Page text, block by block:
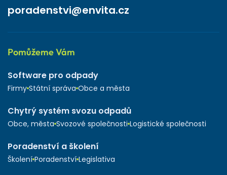
poradenstvi@envita.cz
Pomůžeme Vám
Software pro odpady
Firmy Státní správa Obce a města
Chytrý systém svozu odpadů
Obce, města Svozové společnosti Logistické společnosti
Poradenství a školení
Školení Poradenství Legislativa